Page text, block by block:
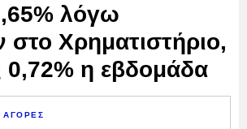
λόγω
στο Χρηματιστήριο,
0,72% η εβδομάδα
ΑΓΟΡΕΣ